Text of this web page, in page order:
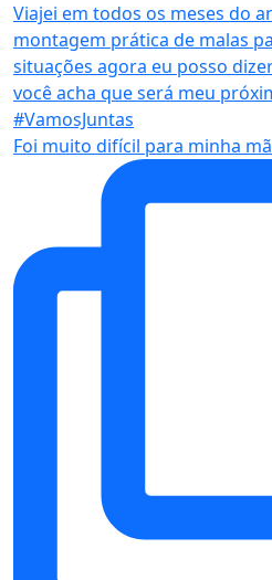
Foi muito difícil para minha